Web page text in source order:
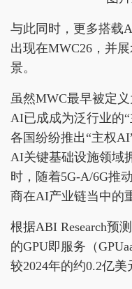
与此同时，更多搭载
出现在MWC26，并
景。
虽然MWC最早被定
AI已成成为泛行业的
各国纷纷推出“主权
AI关键基础设施领域
时，随着5G-A/6G推
商在AI产业链当中的
根据ABI Research预
的GPU即服务（
较2024年的约0.2亿美